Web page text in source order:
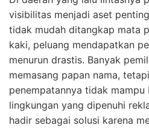
visibilitas menjadi aset
tidak mudah ditangkap mata
kaki, peluang mendapatkan
menurun drastis. Banyak
memasang papan nama,
penempatannya tidak mampu
lingkungan yang dipenuhi
hadir sebagai solusi karena